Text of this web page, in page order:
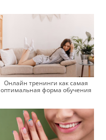
Онлайн тренинги как самая
оптимальная форма обучения